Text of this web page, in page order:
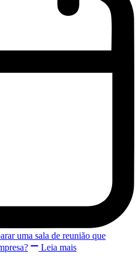
uma sala de reunião que
Leia mais